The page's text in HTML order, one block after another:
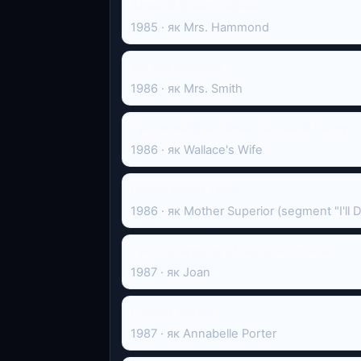
1985 · як Mrs. Hammond
1986 · як Mrs. Smith
1986 · як Wallace's Wife
1986 · як Mother Superior (segment "I'll
1987 · як Joan
1987 · як Annabelle Porter